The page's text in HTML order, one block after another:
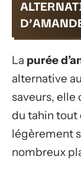
La purée
alternative
saveurs, elle
du tahin tout
légèrement
nombreux